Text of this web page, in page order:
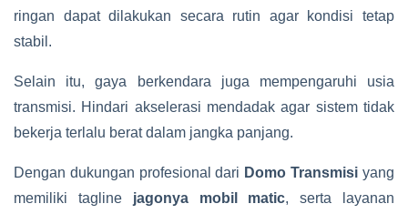
ringan dapat dilakukan secara rutin agar kondisi tetap
stabil.
Selain itu, gaya berkendara juga mempengaruhi usia
transmisi. Hindari akselerasi mendadak agar sistem tidak
bekerja terlalu berat dalam jangka panjang.
Dengan dukungan profesional dari Domo Transmisi yang
memiliki tagline jagonya mobil matic, serta layanan